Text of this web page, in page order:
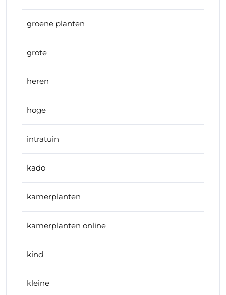
groene planten
grote
heren
hoge
intratuin
kado
kamerplanten
kamerplanten online
kind
kleine